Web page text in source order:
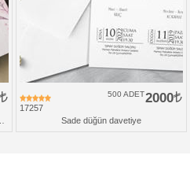
17257
2000
500 ADET
Sade düğün davetiye